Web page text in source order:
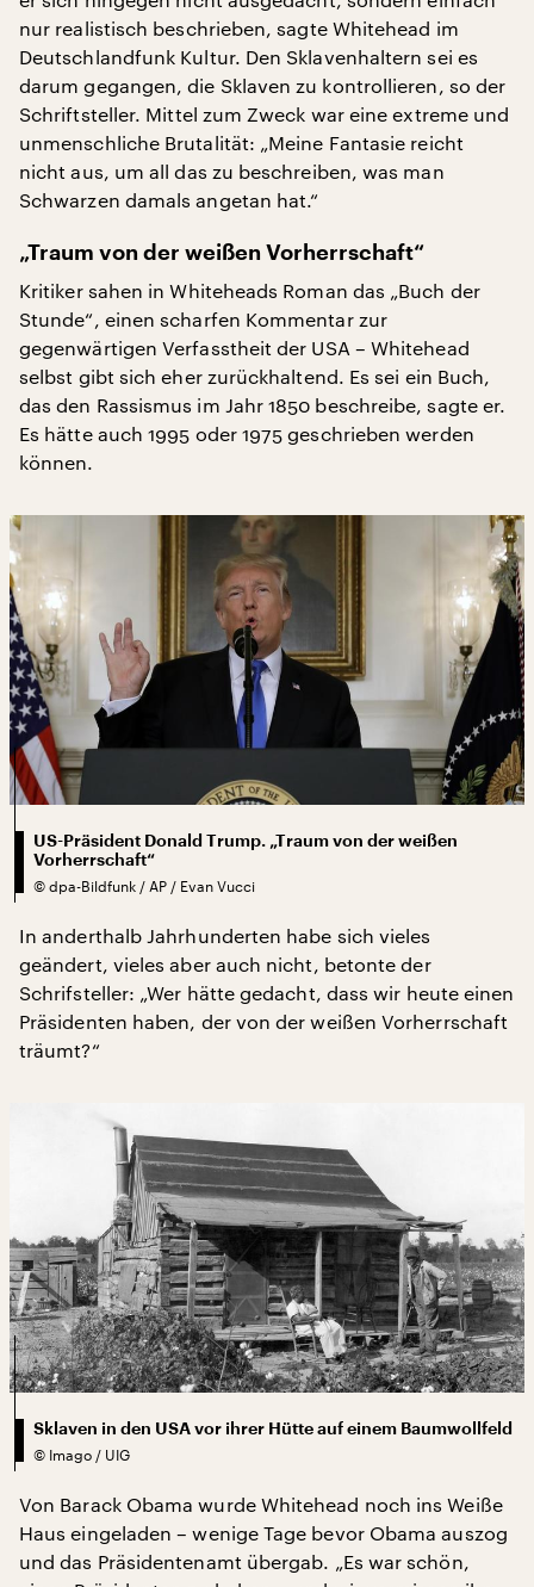
nur realistisch beschrieben, sagte Whitehead im
Deutschlandfunk Kultur. Den Sklavenhaltern sei es
darum gegangen, die Sklaven zu kontrollieren, so der
Schriftsteller. Mittel zum Zweck war eine extreme und
unmenschliche Brutalität: „Meine Fantasie reicht
nicht aus, um all das zu beschreiben, was man
Schwarzen damals angetan hat.“
„Traum von der weißen Vorherrschaft“
Kritiker sahen in Whiteheads Roman das „Buch der
Stunde“, einen scharfen Kommentar zur
gegenwärtigen Verfasstheit der USA – Whitehead
selbst gibt sich eher zurückhaltend. Es sei ein Buch,
das den Rassismus im Jahr 1850 beschreibe, sagte er.
Es hätte auch 1995 oder 1975 geschrieben werden
können.
US-Präsident Donald Trump. „Traum von der weißen
Vorherrschaft“
© dpa-Bildfunk / AP / Evan Vucci
In anderthalb Jahrhunderten habe sich vieles
geändert, vieles aber auch nicht, betonte der
Schrifsteller: „Wer hätte gedacht, dass wir heute einen
Präsidenten haben, der von der weißen Vorherrschaft
träumt?“
Sklaven in den USA vor ihrer Hütte auf einem Baumwollfeld
© Imago / UIG
Von Barack Obama wurde Whitehead noch ins Weiße
Haus eingeladen – wenige Tage bevor Obama auszog
und das Präsidentenamt übergab. „Es war schön,